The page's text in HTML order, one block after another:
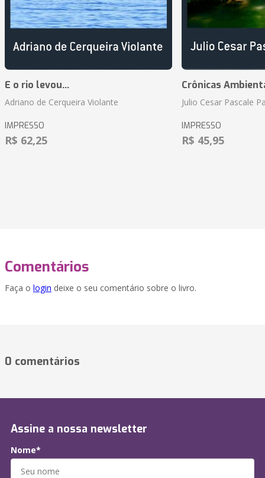
E o rio levou...
Adriano de Cerqueira Violante
IMPRESSO
R$ 62,25
Crônicas
Julio Cesar Pascale
IMPRESSO
R$ 45,95
Comentários
Faça o login deixe o seu comentário sobre o livro.
0 comentários
Assine a nossa newsletter
Nome*